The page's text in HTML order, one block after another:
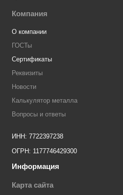
Компания
О компании
ГОСТы
Сертификаты
Реквизиты
Новости
Калькулятор металла
Вопросы и ответы
ИНН: 7722397238
ОГРН: 1177746429300
Информация
Карта сайта